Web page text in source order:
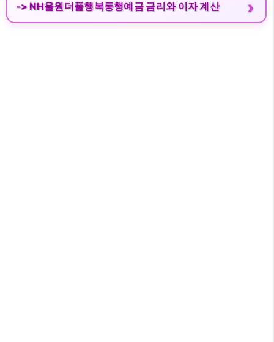
->NH올원더풀행복동행예금 금리와 이자 계산